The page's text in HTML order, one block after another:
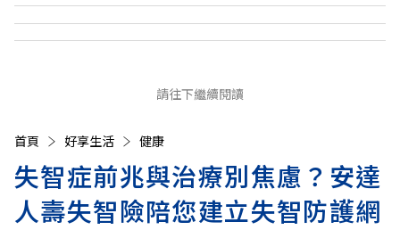
請往下繼續閱讀
首頁 好享生活 健康
失智症前兆與治療別焦慮？安達
人壽失智險陪您建立失智防護網